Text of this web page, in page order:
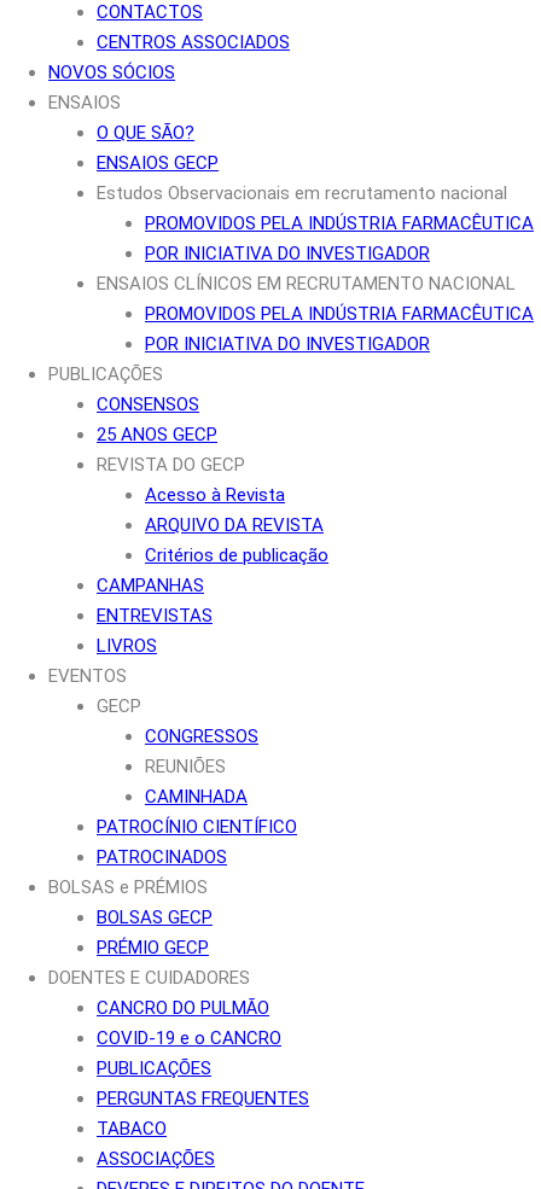
CONTACTOS
CENTROS ASSOCIADOS
NOVOS SÓCIOS
ENSAIOS
O QUE SÃO?
ENSAIOS GECP
Estudos Observacionais em recrutamento nacional
PROMOVIDOS PELA INDÚSTRIA FARMACÊUTICA
POR INICIATIVA DO INVESTIGADOR
ENSAIOS CLÍNICOS EM RECRUTAMENTO NACIONAL
PROMOVIDOS PELA INDÚSTRIA FARMACÊUTICA
POR INICIATIVA DO INVESTIGADOR
PUBLICAÇÕES
CONSENSOS
25 ANOS GECP
REVISTA DO GECP
Acesso à Revista
ARQUIVO DA REVISTA
Critérios de publicação
CAMPANHAS
ENTREVISTAS
LIVROS
EVENTOS
GECP
CONGRESSOS
REUNIÕES
CAMINHADA
PATROCÍNIO CIENTÍFICO
PATROCINADOS
BOLSAS e PRÉMIOS
BOLSAS GECP
PRÉMIO GECP
DOENTES E CUIDADORES
CANCRO DO PULMÃO
COVID-19 e o CANCRO
PUBLICAÇÕES
PERGUNTAS FREQUENTES
TABACO
ASSOCIAÇÕES